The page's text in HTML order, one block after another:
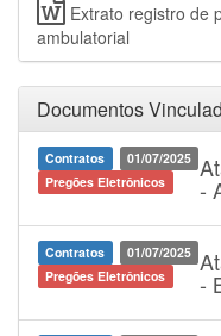
Extrato registro de
ambulatorial
Documentos
Contratos
01/07/2025
Pregões Eletrônicos
-
Contratos
01/07/2025
Pregões Eletrônicos
-